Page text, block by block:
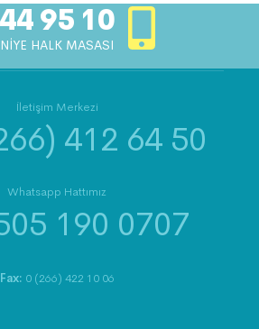
95 10
HALK MASASI
İletişim Merkezi
412 64 50
Whatsapp Hattımız
190 0707
Fax: 0 (266) 422 10 06